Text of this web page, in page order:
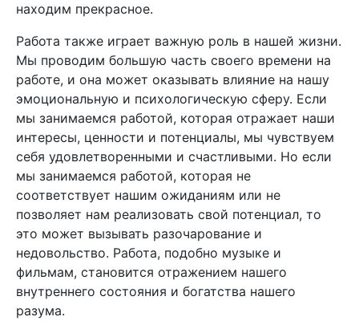
находим прекрасное.
Работа также играет важную роль в нашей жизни.
Мы проводим большую часть своего времени на
работе, и она может оказывать влияние на нашу
эмоциональную и психологическую сферу. Если
мы занимаемся работой, которая отражает наши
интересы, ценности и потенциалы, мы чувствуем
себя удовлетворенными и счастливыми. Но если
мы занимаемся работой, которая не
соответствует нашим ожиданиям или не
позволяет нам реализовать свой потенциал, то
это может вызывать разочарование и
недовольство. Работа, подобно музыке и
фильмам, становится отражением нашего
внутреннего состояния и богатства нашего
разума.